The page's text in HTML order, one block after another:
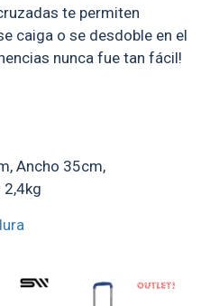
te permiten
caiga o se desdoble en el
nunca fue tan fácil!
Ancho 35cm,
TEXTTRANSPARENTE OUT